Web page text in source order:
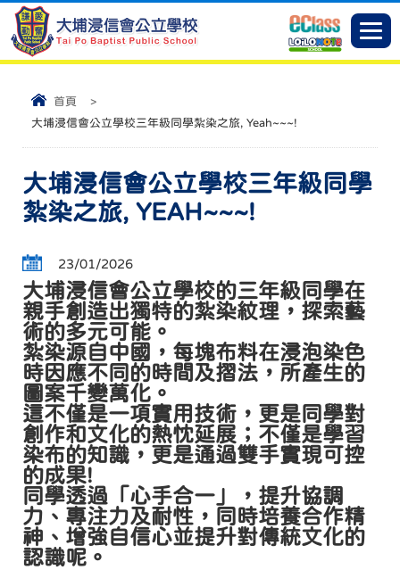
首頁
>
大埔浸信會公立學校三年級同學紮染之旅, Yeah~~~!
大埔浸信會公立學校三年級同學
紮染之旅, YEAH~~~!
23/01/2026
大埔浸信會公立學校的三年級同學在
親手創造出獨特的紮染紋理，探索藝
術的多元可能。
紮染源自中國，每塊布料在浸泡染色
時因應不同的時間及摺法，所產生的
圖案千變萬化。
這不僅是一項實用技術，更是同學對
創作和文化的熱忱延展；不僅是學習
染布的知識，更是通過雙手實現可控
的成果!
同學透過「心手合一」，提升協調
力、專注力及耐性，同時培養合作精
神、增強自信心並提升對傳統文化的
認識呢。